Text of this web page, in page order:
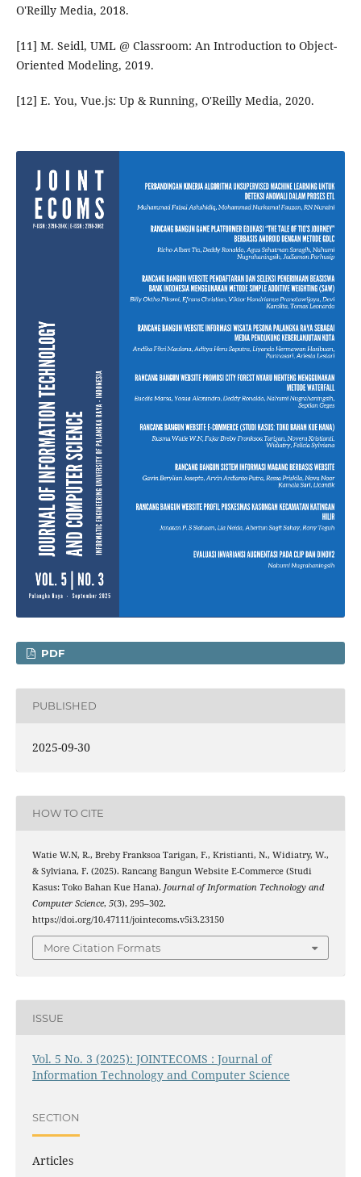
O'Reilly Media, 2018.
[11] M. Seidl, UML @ Classroom: An Introduction to Object-
Oriented Modeling, 2019.
[12] E. You, Vue.js: Up & Running, O'Reilly Media, 2020.
PDF
PUBLISHED
2025-09-30
HOW TO CITE
Watie W.N, R., Breby Franksoa Tarigan, F., Kristianti, N., Widiatry, W.,
& Sylviana, F. (2025). Rancang Bangun Website E-Commerce (Studi
Kasus: Toko Bahan Kue Hana). Journal of Information Technology and
Computer Science, 5(3), 295–302.
https://doi.org/10.47111/jointecoms.v5i3.23150
More Citation Formats
ISSUE
Vol. 5 No. 3 (2025): JOINTECOMS : Journal of
Information Technology and Computer Science
SECTION
Articles